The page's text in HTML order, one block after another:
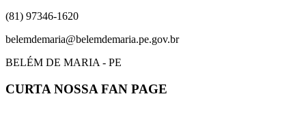
(81) 97346-1620
belemdemaria@belemdemaria.pe.gov.br
BELÉM DE MARIA - PE
CURTA NOSSA FAN PAGE